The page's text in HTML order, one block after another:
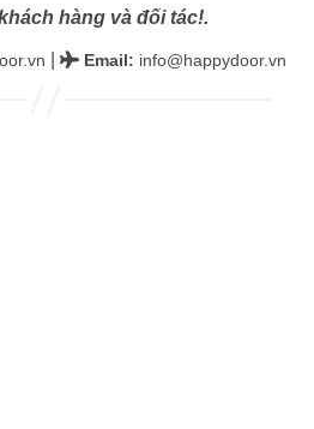
hàng và đối tác!.
Email: info@happydoor.vn